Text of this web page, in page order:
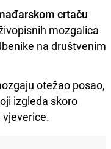
crtaču
mozgalica
na društvenim
otežao posao,
izgleda skoro